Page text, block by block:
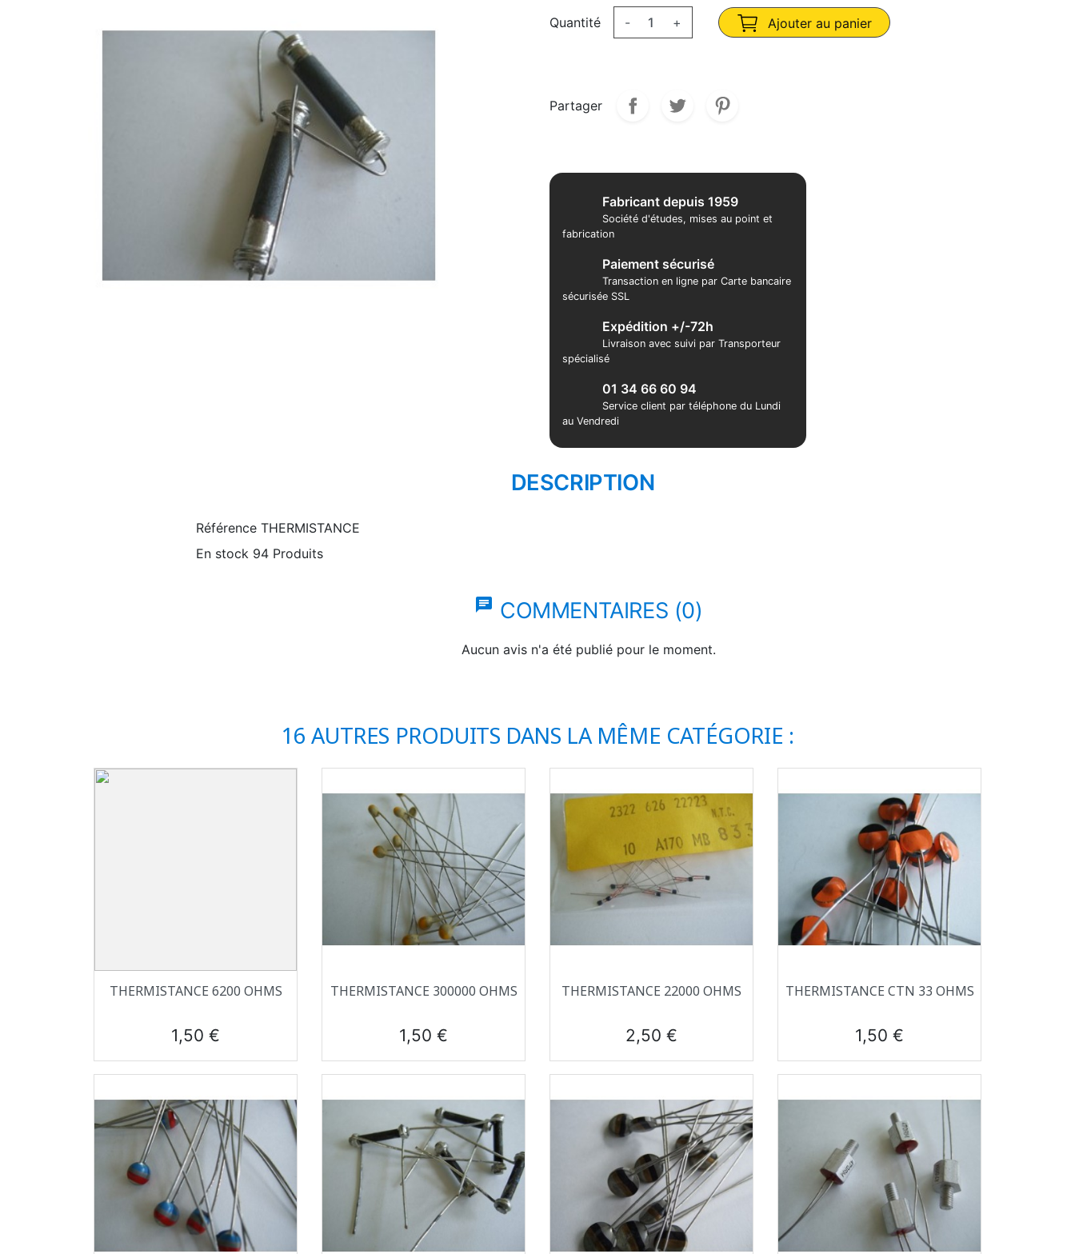
Quantité - + Ajouter au panier
Partager
Fabricant depuis 1959
Société d'études, mises au point et
fabrication
Paiement sécurisé
Transaction en ligne par Carte bancaire
sécurisée SSL
Expédition +/-72h
Livraison avec suivi par Transporteur
spécialisé
01 34 66 60 94
Service client par téléphone du Lundi
au Vendredi
DESCRIPTION
Référence THERMISTANCE
En stock 94 Produits
chat COMMENTAIRES (0)
Aucun avis n'a été publié pour le moment.
16 AUTRES PRODUITS DANS LA MÊME CATÉGORIE :
Aperçu rapide
THERMISTANCE 6200 OHMS
Prix
1,50 €
Aperçu rapide
THERMISTANCE 300000 OHMS
Prix
1,50 €
Aperçu rapide
THERMISTANCE 22000 OHMS
Prix
2,50 €
Aperçu rapide
THERMISTANCE CTN 33 OHMS
Prix
1,50 €